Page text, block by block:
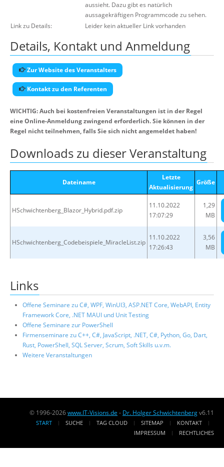
aussieht. Dazu gibt es natürlich
aussagekräftigen Programmcode zu sehen.
Link zu Details:
Leider kein aktueller Link vorhanden
Details, Kontakt und Anmeldung
Zur Website des Veranstalters
Kontakt zu den Referenten
WICHTIG: Auch bei kostenfreien Veranstaltungen ist in der Regel
eine Online-Anmeldung zwingend erforderlich. Sie können in der
Regel nicht teilnehmen, falls Sie sich nicht angemeldet haben!
Downloads zu dieser Veranstaltung
Dateiname
Letzte
Aktualisierung
Größe
HSchwichtenberg_Blazor_Hybrid.pdf.zip
11.10.2022
17:07:29
1,29
MB
HSchwichtenberg_Codebeispiele_MiracleList.zip
11.10.2022
17:26:43
3,56
MB
Links
Offene Seminare zu C#, WPF, WinUI3, ASP.NET Core, WebAPI, Entity
Framework Core, .NET MAUI und Unit Testing
Offene Seminare zur PowerShell
Firmenseminare zu C++, C#, JavaScript, .NET, C#, Python, Go, Dart,
Rust, PowerShell, SQL Server, Scrum, Soft Skills u.v.m.
Weitere Veranstaltungen
© 1996-2026www.IT-Visions.de - Dr. Holger Schwichtenbergv6.11
START SUCHE TAG CLOUD SITEMAP
KONTAKT
IMPRESSUM
RECHTLICHES